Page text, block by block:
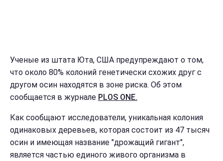
Ученые из штата Юта, США предупреждают о том,
что около 80% колоний генетически схожих друг с
другом осин находятся в зоне риска. Об этом
сообщается в журнале PLOS ONE.
Как сообщают исследователи, уникальная колония
одинаковых деревьев, которая состоит из 47 тысяч
осин и имеющая название "дрожащий гигант",
является частью единого живого организма в